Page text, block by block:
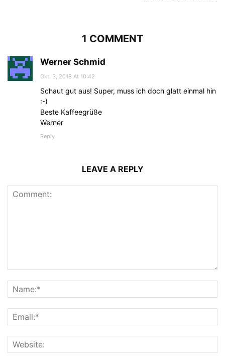
1 COMMENT
Werner Schmid
Okt. 3, 2018 At 10:42
Schaut gut aus! Super, muss ich doch glatt einmal hin
:-)
Beste Kaffeegrüße
Werner
Reply
LEAVE A REPLY